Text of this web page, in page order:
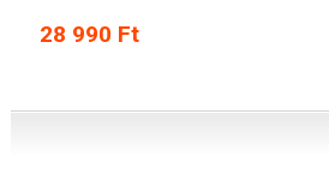
28 990 Ft